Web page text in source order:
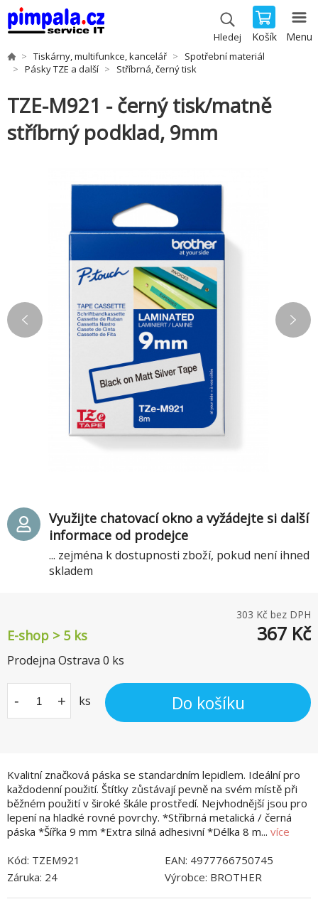
Hledej Košík Menu
Tiskárny, multifunkce, kancelář
Spotřební materiál
Pásky TZE a další
Stříbrná, černý tisk
TZE-M921 - černý tisk/matně
stříbrný podklad, 9mm
Kvalitní značková páska se standardním lepidlem. Ideální pro
každodenní použití. Štítky zůstávají pevně na svém místě při
běžném použití v široké škále prostředí. Nejvhodnější jsou pro
lepení na hladké rovné povrchy. *Stříbrná metalická / černá
páska *Šířka 9 mm *Extra silná adhesivní *Délka 8 m... více
303 Kč bez DPH
E-shop > 5 ks 367 Kč
Prodejna Ostrava 0 ks
- + ks Do košíku
Využijte chatovací okno a vyžádejte si další
informace od prodejce
... zejména k dostupnosti zboží, pokud není ihned
skladem
Kód: TZEM921 EAN: 4977766750745
Záruka: 24 Výrobce: BROTHER